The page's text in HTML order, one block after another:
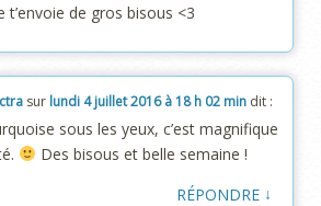
t’envoie de gros bisous <3
sur lundi 4 juillet 2016 à 18 h 02 min dit :
sous les yeux, c’est magnifique
Des bisous et belle semaine !
RÉPONDRE ↓